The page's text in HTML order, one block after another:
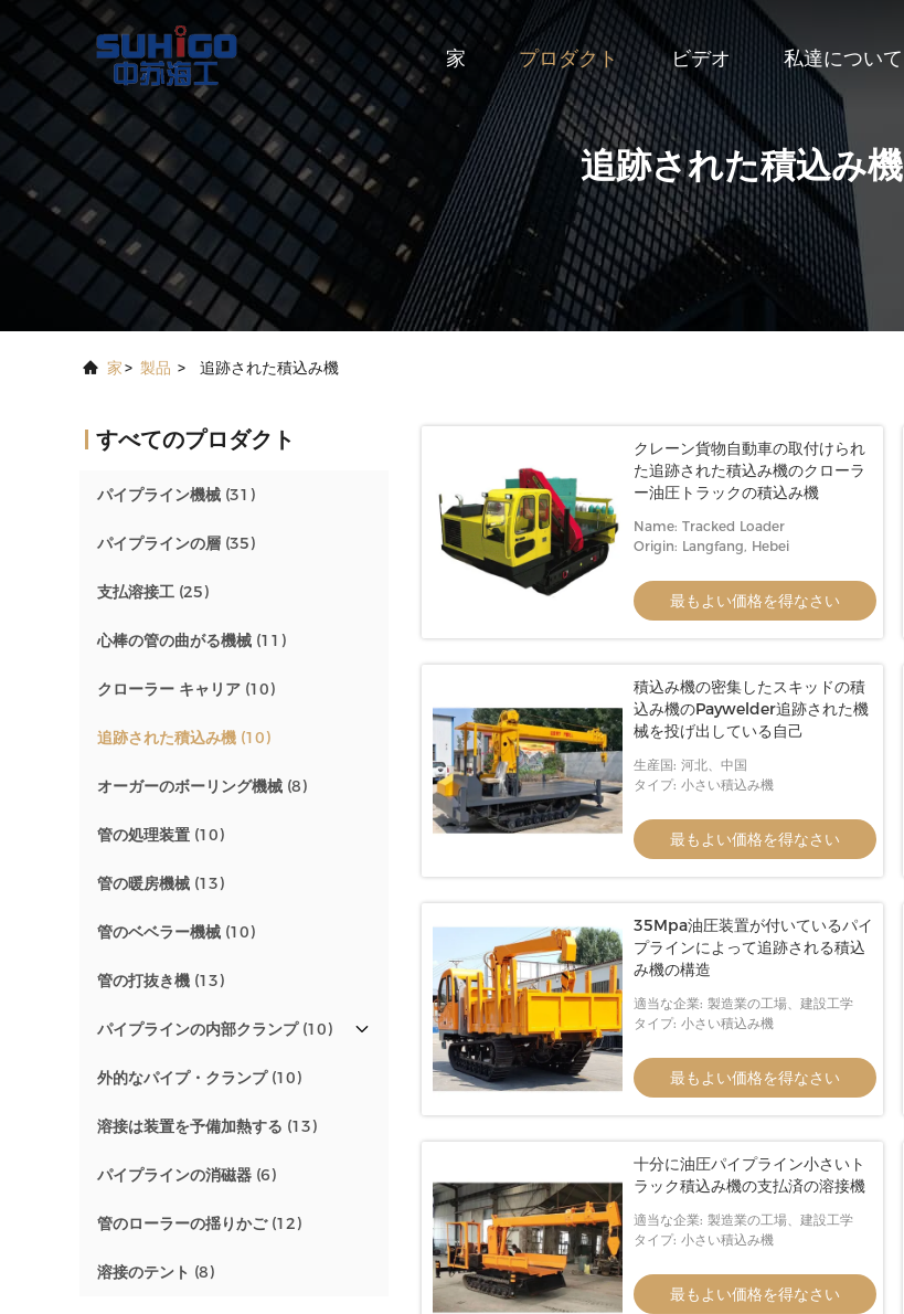
家 プロダクト ビデオ 私達について
追跡された積込み機
家> 製品 > 追跡された積込み機
すべてのプロダクト
パイプライン機械 (31)
パイプラインの層 (35)
支払溶接工 (25)
心棒の管の曲がる機械 (11)
クローラー キャリア (10)
追跡された積込み機 (10)
オーガーのボーリング機械 (8)
管の処理装置 (10)
管の暖房機械 (13)
管のベベラー機械 (10)
管の打抜き機 (13)
パイプラインの内部クランプ(10)
外的なパイプ・クランプ(10)
溶接は装置を予備加熱する (13)
パイプラインの消磁器 (6)
管のローラーの揺りかご(12)
溶接のテント (8)
クレーン貨物自動車の取付けられ
た追跡された積込み機のクローラ
ー油圧トラックの積込み機
Name: Tracked Loader
Origin: Langfang, Hebei
最もよい価格を得なさい
積込み機の密集したスキッドの積
込み機のPaywelder追跡された機
械を投げ出している自己
生産国: 河北、中国
タイプ: 小さい積込み機
最もよい価格を得なさい
35Mpa油圧装置が付いているパイ
プラインによって追跡される積込
み機の構造
適当な企業: 製造業の工場、建設工学
タイプ: 小さい積込み機
最もよい価格を得なさい
十分に油圧パイプライン小さいト
ラック積込み機の支払済の溶接機
適当な企業: 製造業の工場、建設工学
タイプ: 小さい積込み機
最もよい価格を得なさい